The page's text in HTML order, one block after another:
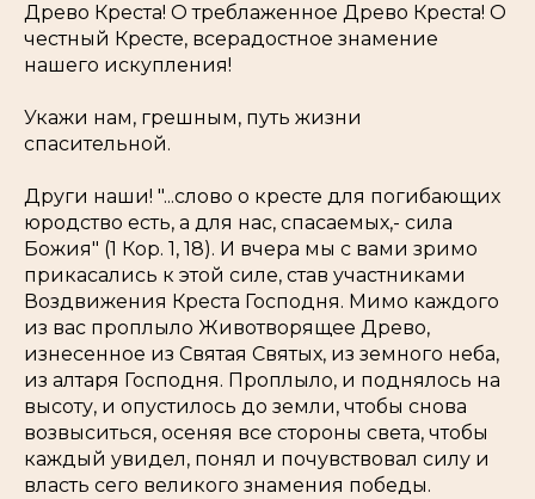
Древо Креста! О треблаженное Древо Креста! О
честный Кресте, всерадостное знамение
нашего искупления!
Укажи нам, грешным, путь жизни
спасительной.
Други наши! "...слово о кресте для погибающих
юродство есть, а для нас, спасаемых,- сила
Божия" (1 Кор. 1, 18). И вчера мы с вами зримо
прикасались к этой силе, став участниками
Воздвижения Креста Господня. Мимо каждого
из вас проплыло Животворящее Древо,
изнесенное из Святая Святых, из земного неба,
из алтаря Господня. Проплыло, и поднялось на
высоту, и опустилось до земли, чтобы снова
возвыситься, осеняя все стороны света, чтобы
каждый увидел, понял и почувствовал силу и
власть сего великого знамения победы.